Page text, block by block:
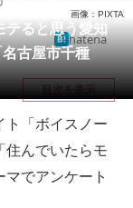
ると思う愛知
古屋市千種
画像：PIXTA
hatena
目次を表示
「ボイスノー
住んでいたらモ
でアンケート